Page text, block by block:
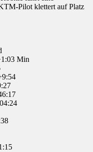
Pilot klettert auf Platz
Min